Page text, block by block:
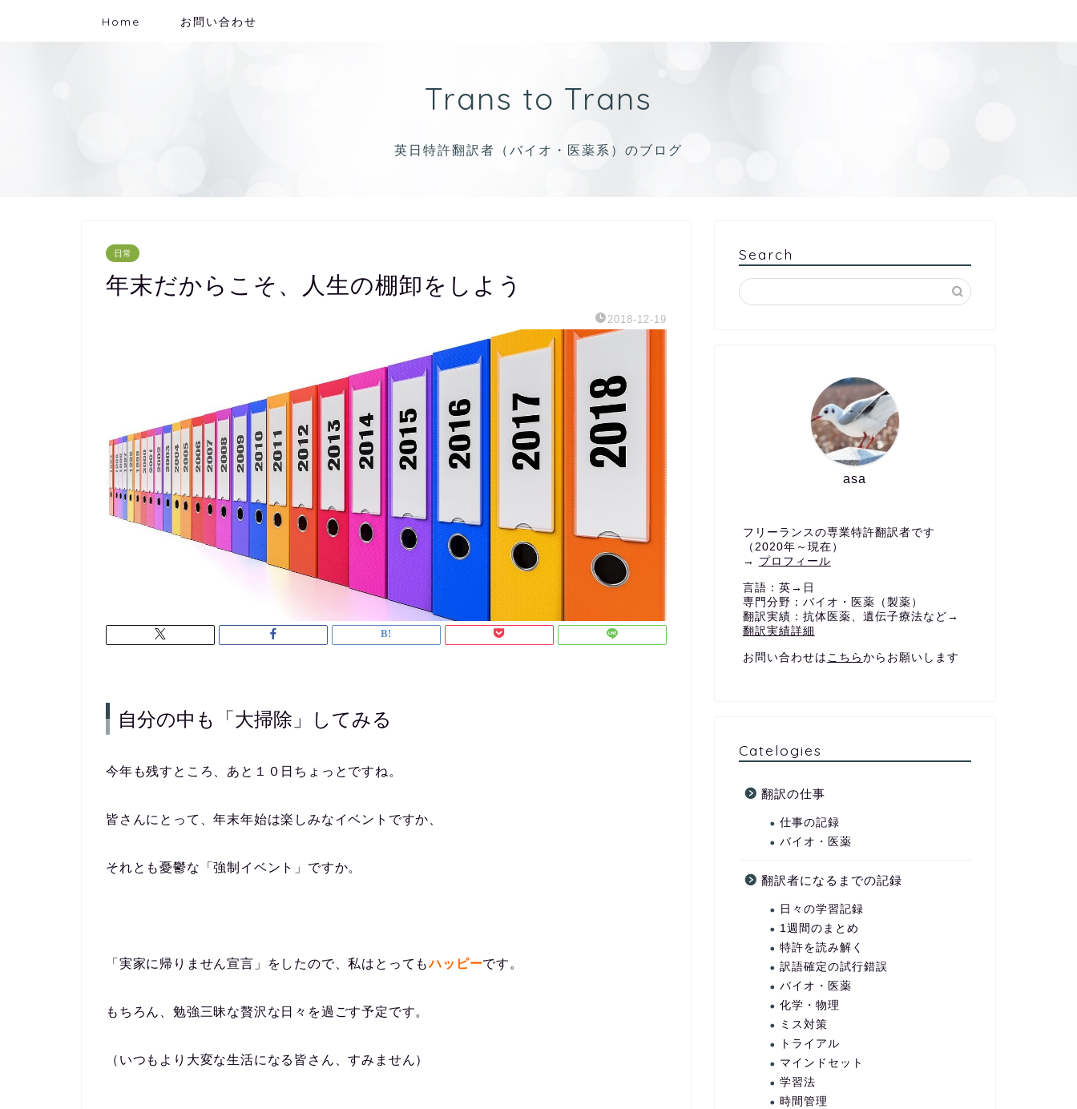
Home お問い合わせ
Trans to Trans
英日特許翻訳者（バイオ・医薬系）のブログ
日常
年末だからこそ、人生の棚卸をしよう
2018-12-19
自分の中も「大掃除」してみる
今年も残すところ、あと１０日ちょっとですね。
皆さんにとって、年末年始は楽しみなイベントですか、
それとも憂鬱な「強制イベント」ですか。
「実家に帰りません宣言」をしたので、私はとってもハッピーです。
もちろん、勉強三昧な贅沢な日々を過ごす予定です。
（いつもより大変な生活になる皆さん、すみません）
Search
asa
フリーランスの専業特許翻訳者です
（2020年～現在）
→ プロフィール
言語：英→日
専門分野：バイオ・医薬（製薬）
翻訳実績：抗体医薬、遺伝子療法など→
翻訳実績詳細
お問い合わせは こちら からお願いします
Catelogies
翻訳の仕事
仕事の記録
バイオ・医薬
翻訳者になるまでの記録
日々の学習記録
1週間のまとめ
特許を読み解く
訳語確定の試行錯誤
バイオ・医薬
化学・物理
ミス対策
トライアル
マインドセット
学習法
時間管理